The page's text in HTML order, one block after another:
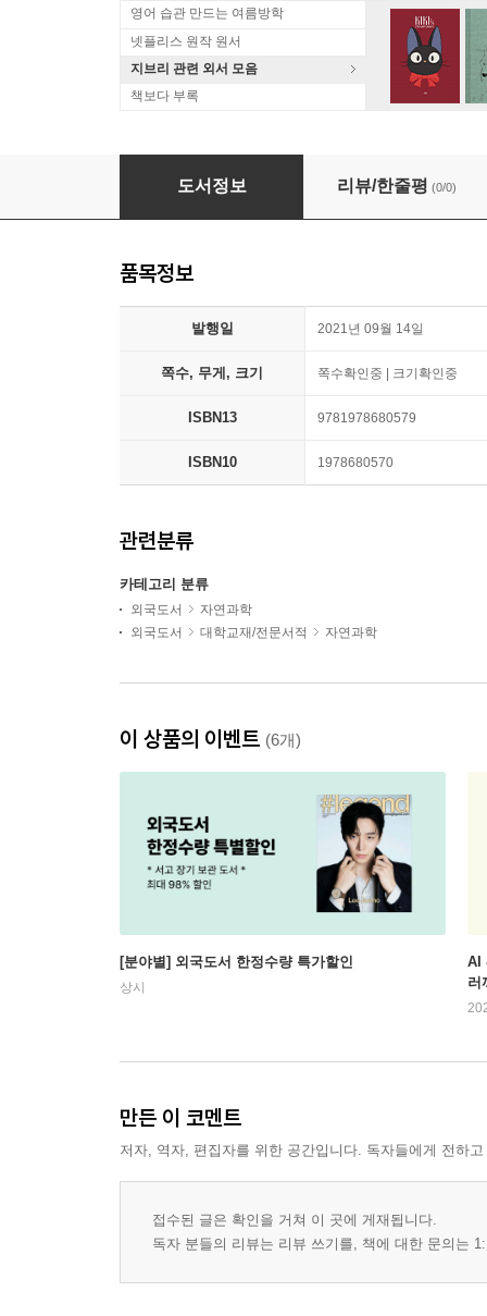
영어 습관 만드는 여름방학
넷플리스 원작 원서
지브리 관련 외서 모음
책보다 부록
Fuzz: When Nature Breaks the Law
도서정보 리뷰/한줄평 (0/0)
품목정보
발행일 2021년 09월 14일
쪽수, 무게, 크기 쪽수확인중 | 크기확인중
ISBN13 9781978680579
ISBN10 1978680570
관련분류
카테고리 분류
외국도서
자연과학
외국도서
대학교재/전문서적 자연과학
이 상품의 이벤트 (6개)
[분야별] 외국도서 한정수량 특가할인
상시
AI
러
만든 이 코멘트
저자, 역자, 편집자를 위한 공간입니다. 독자들에게 전하
접수된 글은 확인을 거쳐 이 곳에 게재됩니다.
독자 분들의 리뷰는 리뷰 쓰기를, 책에 대한 문의는